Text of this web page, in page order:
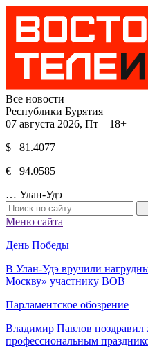
Все новости
Республики Бурятия
07 августа 2026, Пт 18+
$ 81.4077
€ 94.0585
… Улан-Удэ
Меню сайта
День Победы
В Улан-Удэ вручили
Москву» участнику ВОВ
Парламентское обозрение
Владимир Павлов поздравил
профессиональным